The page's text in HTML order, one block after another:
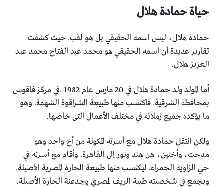
حياة حمادة هلال
حمادة هلال، ليس اسمه الحقيقي بل هو لقب. حيث كشفت
‏تقارير عديدة أن اسمه الحقيقي هو محمد عبد الفتاح محمد عبد
‏العزيز هلال.‏
أما المولد ولد حمادة هلال في 20 مارس عام 1982 .في مركز فاقوس
‏بمحافظة الشرقية. فاكتسب منها طبيعة الشراقوة الشهمة. وهو
ما ‏يؤكده جميع زملائه في مختلف الأعمال التي خاضها.‏
ولكن انتقل حمادة هلال مع أسرته المكونة من أخ واحد وهو
‏مدحت، وأختين، هن هند ونور إلى القاهرة. وأقام مع أسرته في
حي ‏الزاوية الحمراء. ليكتسب منها طبيعة الحارة المصرية الأصيلة.
‏ويجمع في شخصيته طيبة الريف المصري وجدعنة الحارة الأصيلة.‏